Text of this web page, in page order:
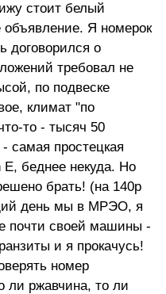
стоит белый
объявление. Я номерок
договорился о
требовал не
по подвеске
климат "по
то - тысяч 50
самая простецкая
E, беднее некуда. Но
брать! (на 140р
день мы в МРЭО, я
почти своей машины -
и я прокачусь!
номер
ли ржавчина, то ли